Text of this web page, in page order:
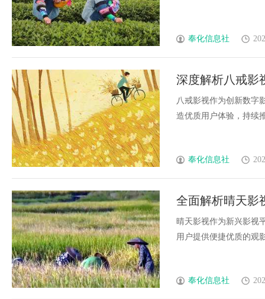
奉化信息社
深度解析八戒影
八戒影视作为创新数字
造优质用户体验，持续
奉化信息社
全面解析晴天影
晴天影视作为新兴影视
用户提供便捷优质的观
奉化信息社